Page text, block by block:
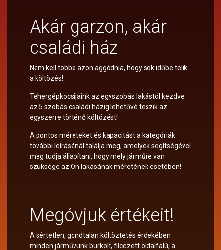
Akár garzon, akár
családi ház
Nem kell többé azon aggódnia, hogy sok időbe telik
a költözés!
Tehergépkocsijaink az egyszobás lakástól kezdve
az 5 szobás családi házig lehetővé teszik az
egyszerre történő költözést!
A pontos méreteket és kapacitást a kategóriák
további leírásánál találja meg, amelyek segítségével
meg tudja állapítani, hogy mely járműre van
szüksége az Ön lakásának méretének esetében!
Megóvjuk értékeit!
A sértetlen, gondtalan költöztetés érdekében
minden járművünk burkolt, filcezett oldalfalú, a